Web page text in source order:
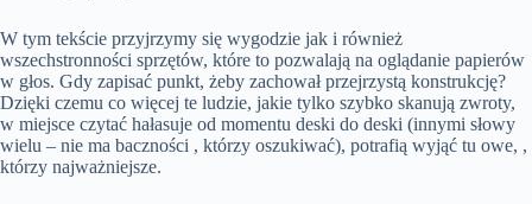
W tym tekście przyjrzymy się wygodzie jak i również
wszechstronności sprzętów, które to pozwalają na oglądanie papierów
w głos. Gdy zapisać punkt, żeby zachował przejrzystą konstrukcję?
Dzięki czemu co więcej te ludzie, jakie tylko szybko skanują zwroty,
w miejsce czytać hałasuje od momentu deski do deski (innymi słowy
wielu – nie ma baczności , którzy oszukiwać), potrafią wyjąć tu owe, ,
którzy najważniejsze.